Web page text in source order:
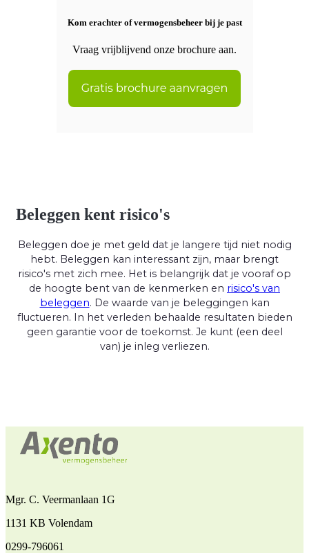
Kom erachter of vermogensbeheer bij je past
Vraag vrijblijvend onze brochure aan.
Beleggen kent risico's
Beleggen doe je met geld dat je langere tijd niet nodig
hebt. Beleggen kan interessant zijn, maar brengt
risico's met zich mee. Het is belangrijk dat je vooraf op
de hoogte bent van de kenmerken en risico's van
beleggen. De waarde van je beleggingen kan
fluctueren. In het verleden behaalde resultaten bieden
geen garantie voor de toekomst. Je kunt (een deel
van) je inleg verliezen.
Mgr. C. Veermanlaan 1G
1131 KB Volendam
0299-796061